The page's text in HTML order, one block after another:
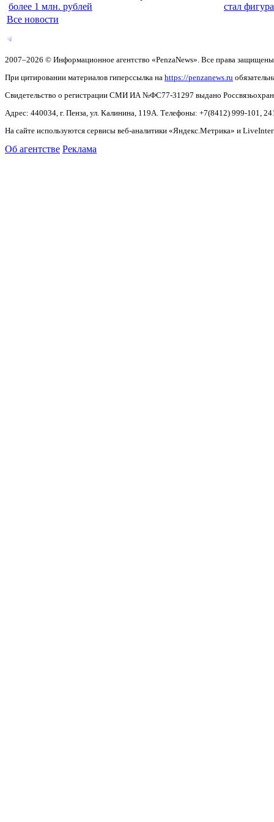
более 1 млн. рублей
стал
Все новости
2007–2026 © Информационное агентство «PenzaNews». Все права
При цитировании материалов гиперссылка на https://penzanews.ru
Свидетельство о регистрации СМИ ИА №ФС77-31297 выдано
Адрес: 440034, г. Пенза, ул. Калинина, 119А. Телефоны: +7(8412) 999-101,
На сайте используются сервисы веб-аналитики «Яндекс.Метрика» и
Об агентстве Реклама